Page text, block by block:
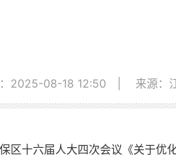
2025-08-18 12:50 来源：
区十六届人大四次会议《关于优